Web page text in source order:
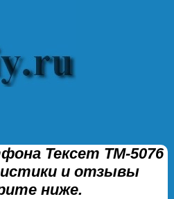
Тексет ТМ-5076
и отзывы
ниже.